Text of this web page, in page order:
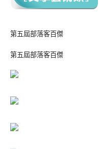
第五屆部落客百傑
第五屆部落客百傑